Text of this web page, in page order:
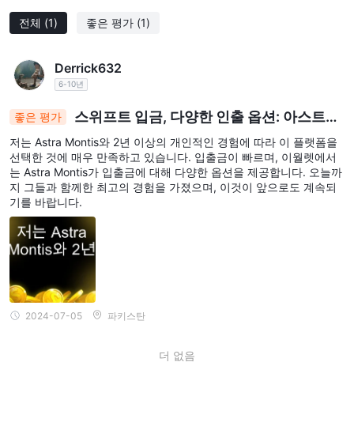
전체 (1) 좋은 평가 (1)
Derrick632
6-10년
좋은 평가
스위프트 입금, 다양한 인출 옵션: 아스트라
몬티스의 뛰어난 2년간의 운영
저는 Astra Montis와 2년 이상의 개인적인 경험에 따라 이 플랫폼을
선택한 것에 매우 만족하고 있습니다. 입출금이 빠르며, 이월렛에서
는 Astra Montis가 입출금에 대해 다양한 옵션을 제공합니다. 오늘까
지 그들과 함께한 최고의 경험을 가졌으며, 이것이 앞으로도 계속되
기를 바랍니다.
2024-07-05 파키스탄
더 없음